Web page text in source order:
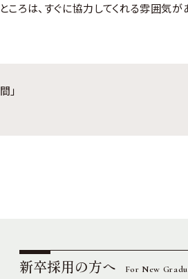
ろは、すぐに協力してくれる雰囲気が
」
新卒採用の方へ For New